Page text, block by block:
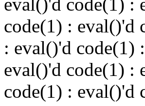
code(1) : eval()'d
: eval()'d code(1)
eval()'d code(1) :
code(1) : eval()'d